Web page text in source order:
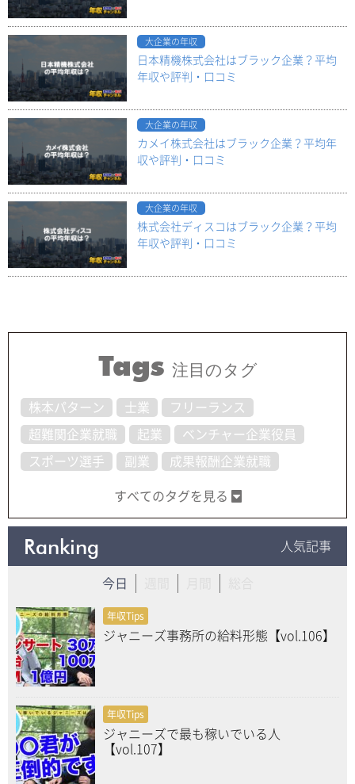
大企業の年収
日本精機株式会社はブラック企業？平均
年収や評判・口コミ
大企業の年収
カメイ株式会社はブラック企業？平均年
収や評判・口コミ
大企業の年収
株式会社ディスコはブラック企業？平均
年収や評判・口コミ
Tags 注目のタグ
株本パターン 士業 フリーランス
超難関企業就職 起業 ベンチャー企業役員
スポーツ選手 副業 成果報酬企業就職
すべてのタグを見る
Ranking 人気記事
今日
年収Tips
ジャニーズ事務所の給料形態【vol.106】
年収Tips
ジャニーズで最も稼いでいる人
【vol.107】